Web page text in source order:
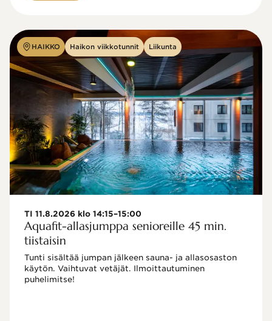
HAIKKO Haikon viikkotunnit Liikunta
TI 11.8.2026 klo 14:15–15:00
Aquafit-allasjumppa senioreille 45 min.
tiistaisin
Tunti sisältää jumpan jälkeen sauna- ja allasosaston
käytön. Vaihtuvat vetäjät. Ilmoittautuminen
puhelimitse!